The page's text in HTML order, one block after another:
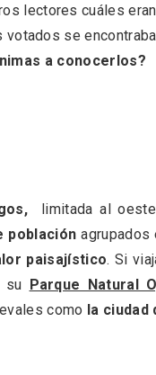
lectores cuáles eran
votados se
a conocerlos?
limitada al
población agrupados
paisajístico. Si
su Parque Natural
como la ciudad
un pueblo